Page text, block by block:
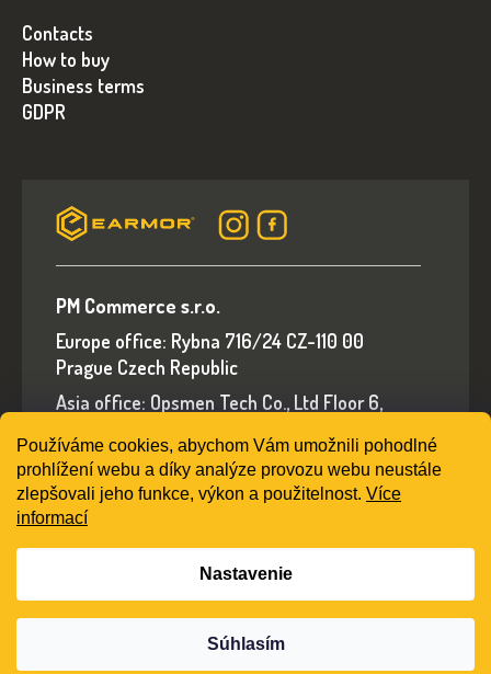
Používáme cookies, abychom Vám umožnili pohodlné
prohlížení webu a díky analýze provozu webu neustále
zlepšovali jeho funkce, výkon a použitelnost. Více
informací
Nastavenie
Súhlasím
Contacts
How to buy
Business terms
GDPR
PM Commerce s.r.o.
Europe office: Rybna 716/24 CZ-110 00
Prague Czech Republic
Asia office: Opsmen Tech Co., Ltd Floor 6,
Guangzhou, Guangdong Province, China
E-mail: sales@earmorshop.com
Vytvoril Shoptet
earmorshop.com